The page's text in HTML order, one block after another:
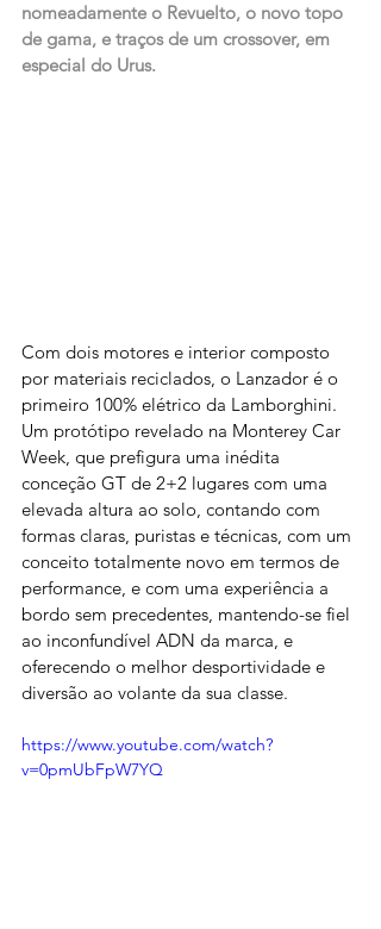
nomeadamente o Revuelto, o novo topo
de gama, e traços de um crossover, em
especial do Urus.
Com dois motores e interior composto
por materiais reciclados, o Lanzador é o
primeiro 100% elétrico da Lamborghini.
Um protótipo revelado na Monterey Car
Week, que prefigura uma inédita
conceção GT de 2+2 lugares com uma
elevada altura ao solo, contando com
formas claras, puristas e técnicas, com um
conceito totalmente novo em termos de
performance, e com uma experiência a
bordo sem precedentes, mantendo-se fiel
ao inconfundível ADN da marca, e
oferecendo o melhor desportividade e
diversão ao volante da sua classe.
https://www.youtube.com/watch?
v=0pmUbFpW7YQ